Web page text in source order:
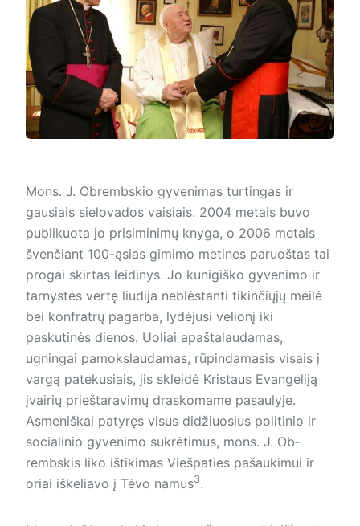
Mons. J. Obrembskio gyvenimas turtingas ir
gausiais sielovados vaisiais. 2004 metais buvo
publikuota jo prisiminimų knyga, o 2006 metais
švenčiant 100-ąsias gimimo metines paruoštas tai
progai skirtas leidinys. Jo kunigiško gyvenimo ir
tarnystės vertę liudija neblėstanti tikinčiųjų meilė
bei konfratrų pagarba, lydėjusi velionį iki
paskutinės dienos. Uoliai apaštalaudamas,
ugningai pamokslaudamas, rūpindamasis visais į
vargą patekusiais, jis skleidė Kristaus Evangeliją
įvairių prieštaravimų draskomame pasaulyje.
Asmeniškai patyręs visus didžiuosius politinio ir
socialinio gyvenimo sukrėtimus, mons. J. Ob­
rembskis liko ištikimas Viešpaties pašaukimui ir
oriai iškeliavo į Tėvo namus3.